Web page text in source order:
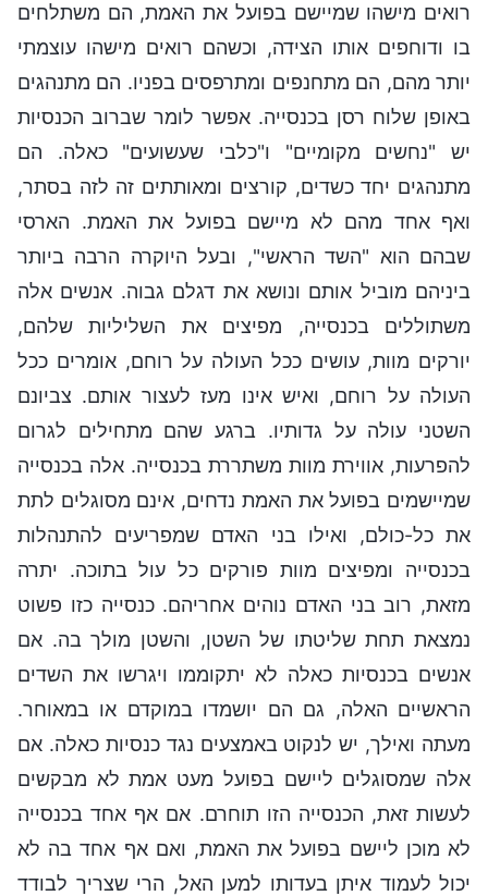
רואים מישהו שמיישם בפועל את האמת, הם משתלחים
בו ודוחפים אותו הצידה, וכשהם רואים מישהו עוצמתי
יותר מהם, הם מתחנפים ומתרפסים בפניו. הם מתנהגים
באופן שלוח רסן בכנסייה. אפשר לומר שברוב הכנסיות
יש "נחשים מקומיים" ו"כלבי שעשועים" כאלה. הם
מתנהגים יחד כשדים, קורצים ומאותתים זה לזה בסתר,
ואף אחד מהם לא מיישם בפועל את האמת. הארסי
שבהם הוא "השד הראשי", ובעל היוקרה הרבה ביותר
ביניהם מוביל אותם ונושא את דגלם גבוה. אנשים אלה
משתוללים בכנסייה, מפיצים את השליליות שלהם,
יורקים מוות, עושים ככל העולה על רוחם, אומרים ככל
העולה על רוחם, ואיש אינו מעז לעצור אותם. צביונם
השטני עולה על גדותיו. ברגע שהם מתחילים לגרום
להפרעות, אווירת מוות משתררת בכנסייה. אלה בכנסייה
שמיישמים בפועל את האמת נדחים, אינם מסוגלים לתת
את כל-כולם, ואילו בני האדם שמפריעים להתנהלות
בכנסייה ומפיצים מוות פורקים כל עול בתוכה. יתרה
מזאת, רוב בני האדם נוהים אחריהם. כנסייה כזו פשוט
נמצאת תחת שליטתו של השטן, והשטן מולך בה. אם
אנשים בכנסיות כאלה לא יתקוממו ויגרשו את השדים
הראשיים האלה, גם הם יושמדו במוקדם או במאוחר.
מעתה ואילך, יש לנקוט באמצעים נגד כנסיות כאלה. אם
אלה שמסוגלים ליישם בפועל מעט אמת לא מבקשים
לעשות זאת, הכנסייה הזו תוחרם. אם אף אחד בכנסייה
לא מוכן ליישם בפועל את האמת, ואם אף אחד בה לא
יכול לעמוד איתן בעדותו למען האל, הרי שצריך לבודד